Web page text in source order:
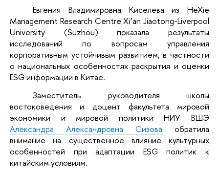
Евгения Владимировна Киселева из HeXie
Management Research Centre Xi’an Jiaotong-Liverpool
University (Suzhou) показала результаты
исследований по вопросам управления
корпоративным устойчивым развитием, в частности
о национальных особенностях раскрытия и оценки
ESG информации в Китае.
Заместитель руководителя школы
востоковедения и доцент факультета мировой
экономики и мировой политики НИУ ВШЭ
Александра Александровна Сизова обратила
внимание на существенное влияние культурных
особенностей при адаптации ESG политик к
китайским условиям.